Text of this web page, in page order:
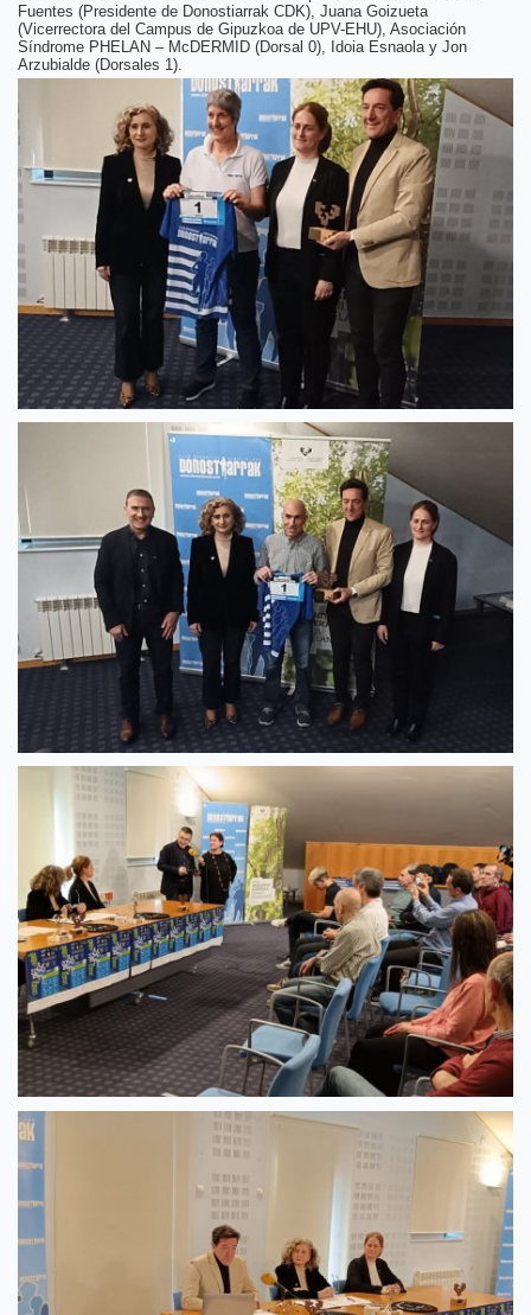
Fuentes (Presidente de Donostiarrak CDK), Juana Goizueta
(Vicerrectora del Campus de Gipuzkoa de UPV-EHU), Asociación
Síndrome PHELAN – McDERMID (Dorsal 0), Idoia Esnaola y Jon
Arzubialde (Dorsales 1).